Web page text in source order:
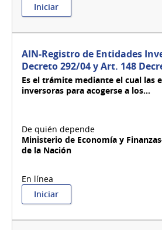
Iniciar:
AIN-
ANONIMAS-
CONSULTAS
JURIDICA
TELEFÓNICA
AIN-Registro de Entidades
Decreto 292/04 y Art. 148
Es el trámite mediante el cual las
inversoras para acogerse a los...
Ministerio de Economía y
de la Nación
Iniciar:
AIN-